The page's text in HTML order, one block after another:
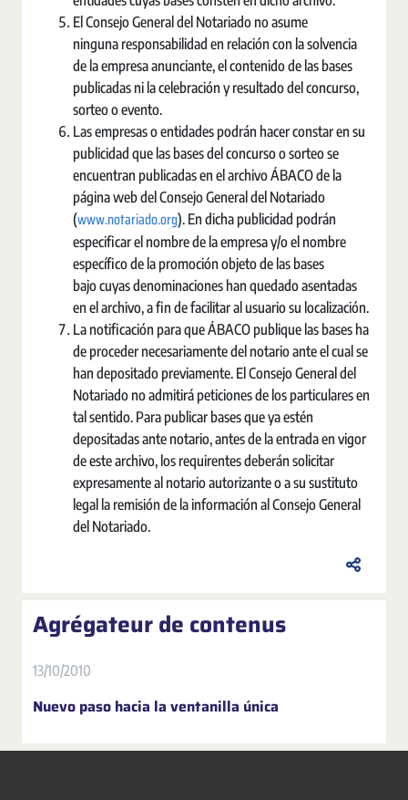
El Consejo General del Notariado no asume
ninguna responsabilidad en relación con la solvencia
de la empresa anunciante, el contenido de las bases
publicadas ni la celebración y resultado del concurso,
sorteo o evento.
Las empresas o entidades podrán hacer constar en su
publicidad que las bases del concurso o sorteo se
encuentran publicadas en el archivo ÁBACO de la
página web del Consejo General del Notariado
(www.notariado.org). En dicha publicidad podrán
especificar el nombre de la empresa y/o el nombre
específico de la promoción objeto de las bases
bajo cuyas denominaciones han quedado asentadas
en el archivo, a fin de facilitar al usuario su localización.
La notificación para que ÁBACO publique las bases ha
de proceder necesariamente del notario ante el cual se
han depositado previamente. El Consejo General del
Notariado no admitirá peticiones de los particulares en
tal sentido. Para publicar bases que ya estén
depositadas ante notario, antes de la entrada en vigor
de este archivo, los requirentes deberán solicitar
expresamente al notario autorizante o a su sustituto
legal la remisión de la información al Consejo General
del Notariado.
Agrégateur de contenus
13/10/2010
Nuevo paso hacia la ventanilla única